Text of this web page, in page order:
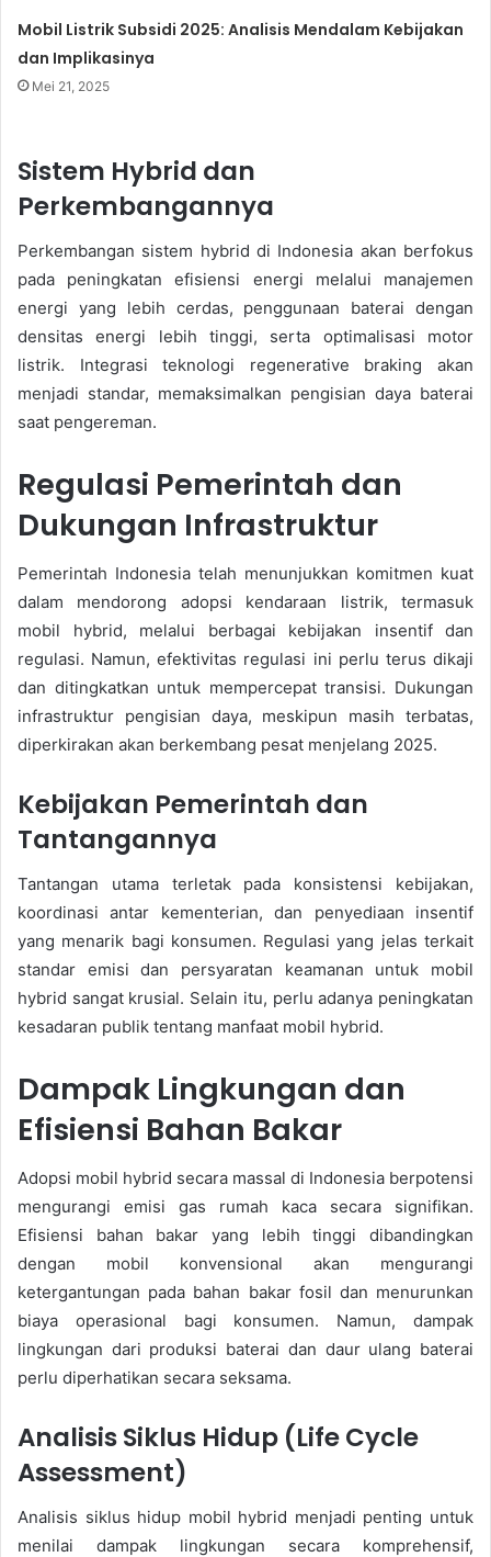
Mobil Listrik Subsidi 2025: Analisis Mendalam Kebijakan
dan Implikasinya
Mei 21, 2025
Sistem Hybrid dan
Perkembangannya
Perkembangan sistem hybrid di Indonesia akan berfokus
pada peningkatan efisiensi energi melalui manajemen
energi yang lebih cerdas, penggunaan baterai dengan
densitas energi lebih tinggi, serta optimalisasi motor
listrik. Integrasi teknologi regenerative braking akan
menjadi standar, memaksimalkan pengisian daya baterai
saat pengereman.
Regulasi Pemerintah dan
Dukungan Infrastruktur
Pemerintah Indonesia telah menunjukkan komitmen kuat
dalam mendorong adopsi kendaraan listrik, termasuk
mobil hybrid, melalui berbagai kebijakan insentif dan
regulasi. Namun, efektivitas regulasi ini perlu terus dikaji
dan ditingkatkan untuk mempercepat transisi. Dukungan
infrastruktur pengisian daya, meskipun masih terbatas,
diperkirakan akan berkembang pesat menjelang 2025.
Kebijakan Pemerintah dan
Tantangannya
Tantangan utama terletak pada konsistensi kebijakan,
koordinasi antar kementerian, dan penyediaan insentif
yang menarik bagi konsumen. Regulasi yang jelas terkait
standar emisi dan persyaratan keamanan untuk mobil
hybrid sangat krusial. Selain itu, perlu adanya peningkatan
kesadaran publik tentang manfaat mobil hybrid.
Dampak Lingkungan dan
Efisiensi Bahan Bakar
Adopsi mobil hybrid secara massal di Indonesia berpotensi
mengurangi emisi gas rumah kaca secara signifikan.
Efisiensi bahan bakar yang lebih tinggi dibandingkan
dengan mobil konvensional akan mengurangi
ketergantungan pada bahan bakar fosil dan menurunkan
biaya operasional bagi konsumen. Namun, dampak
lingkungan dari produksi baterai dan daur ulang baterai
perlu diperhatikan secara seksama.
Analisis Siklus Hidup (Life Cycle
Assessment)
Analisis siklus hidup mobil hybrid menjadi penting untuk
menilai dampak lingkungan secara komprehensif,